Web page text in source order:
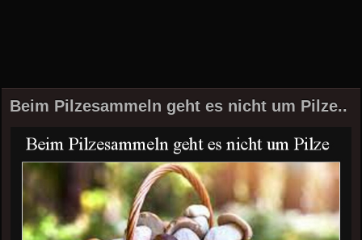
Beim Pilzesammeln geht es nicht um Pilze..